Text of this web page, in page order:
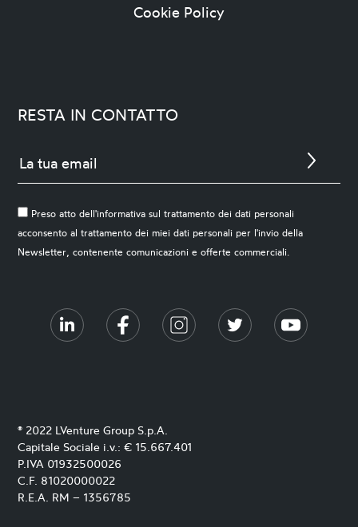
Cookie Policy
RESTA IN CONTATTO
Preso atto dell'informativa sul trattamento dei dati personali
acconsento al trattamento dei miei dati personali per l'invio della
Newsletter, contenente comunicazioni e offerte commerciali.
® 2022 LVenture Group S.p.A.
Capitale Sociale i.v.: € 15.667.401
P.IVA 01932500026
C.F. 81020000022
R.E.A. RM – 1356785